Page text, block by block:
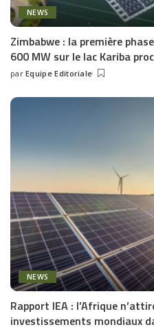
NEWS
Zimbabwe : la première
600 MW sur le lac Kariba
Posted
par Equipe Editoriale
NEWS
Rapport IEA : l’Afrique
investissements mondiaux